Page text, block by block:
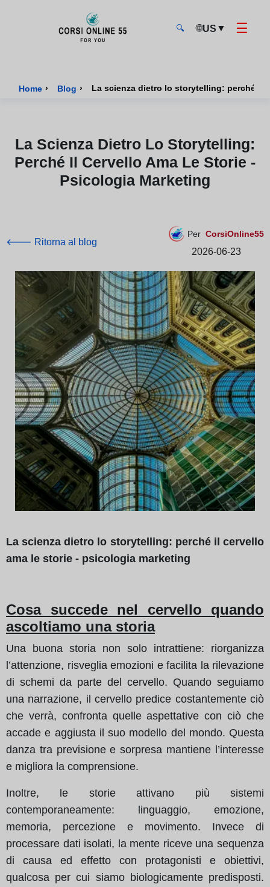
🔍 🌐US ▼ ☰
Home › Blog › La scienza dietro lo storytelling: perché il
La Scienza Dietro Lo Storytelling:
Perché Il Cervello Ama Le Storie -
Psicologia Marketing
🡐 Ritorna al blog
Per CorsiOnline55
2026-06-23
La scienza dietro lo storytelling: perché il cervello
ama le storie - psicologia marketing
Cosa succede nel cervello quando
ascoltiamo una storia
Una buona storia non solo intrattiene: riorganizza
l’attenzione, risveglia emozioni e facilita la rilevazione
di schemi da parte del cervello. Quando seguiamo
una narrazione, il cervello predice costantemente ciò
che verrà, confronta quelle aspettative con ciò che
accade e aggiusta il suo modello del mondo. Questa
danza tra previsione e sorpresa mantiene l’interesse
e migliora la comprensione.
Inoltre, le storie attivano più sistemi
contemporaneamente: linguaggio, emozione,
memoria, percezione e movimento. Invece di
processare dati isolati, la mente riceve una sequenza
di causa ed effetto con protagonisti e obiettivi,
qualcosa per cui siamo biologicamente predisposti.